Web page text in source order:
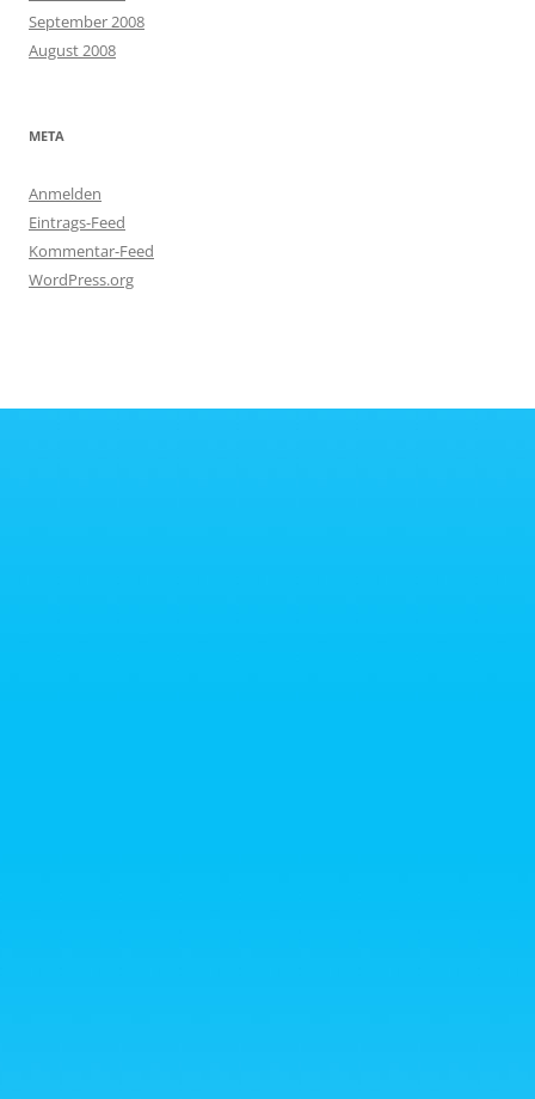
September 2008
August 2008
META
Anmelden
Eintrags-Feed
Kommentar-Feed
WordPress.org